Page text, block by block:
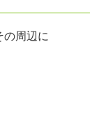
の周辺に